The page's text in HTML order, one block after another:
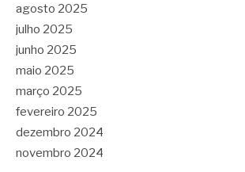
agosto 2025
julho 2025
junho 2025
maio 2025
março 2025
fevereiro 2025
dezembro 2024
novembro 2024